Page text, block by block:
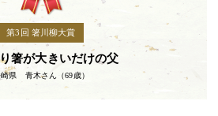
第3回 箸川柳大賞
箸が大きいだけの父
県 青木さん（69歳）